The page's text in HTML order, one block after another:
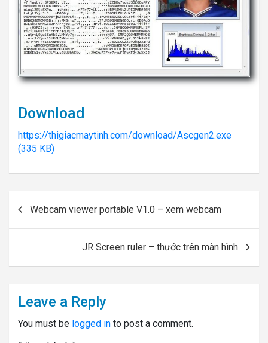
Download
https://thigiacmaytinh.com/download/Ascgen2.exe
(335 KB)
Webcam viewer portable V1.0 – xem webcam
JR Screen ruler – thước trên màn hình
Leave a Reply
You must be logged in to post a comment.